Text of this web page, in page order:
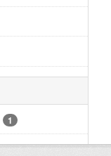
1